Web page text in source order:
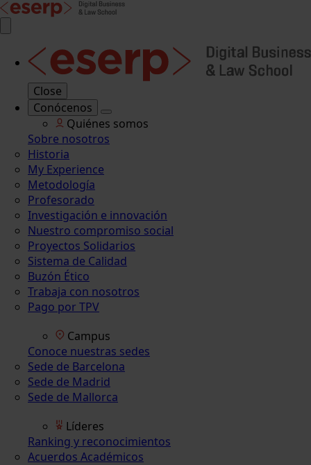
Close
Conócenos
Quiénes somos
Sobre nosotros
Historia
My Experience
Metodología
Profesorado
Investigación e innovación
Nuestro compromiso social
Proyectos Solidarios
Sistema de Calidad
Buzón Ético
Trabaja con nosotros
Pago por TPV
Campus
Conoce nuestras sedes
Sede de Barcelona
Sede de Madrid
Sede de Mallorca
Líderes
Ranking y reconocimientos
Acuerdos Académicos